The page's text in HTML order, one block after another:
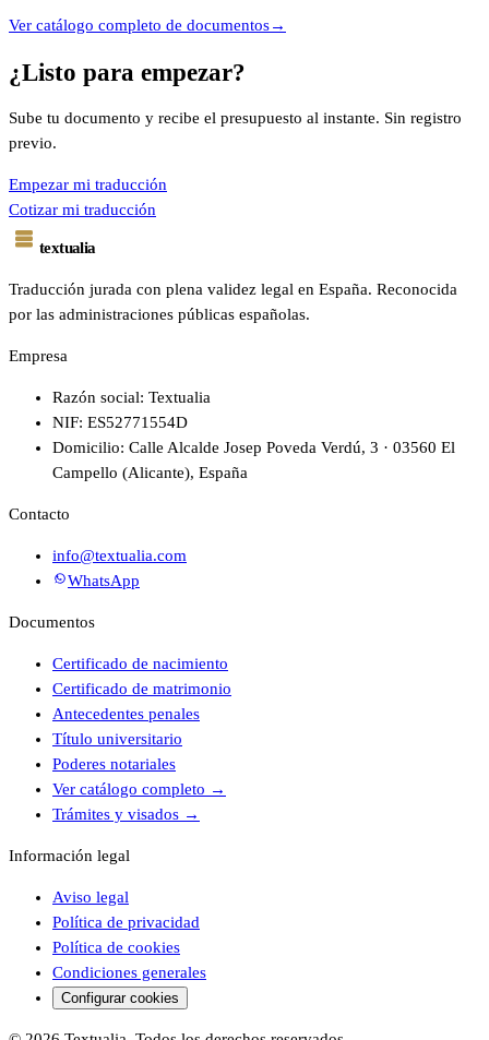
Ver catálogo completo de documentos→
¿Listo para empezar?
Sube tu documento y recibe el presupuesto al instante. Sin registro
previo.
Empezar mi traducción
Cotizar mi traducción
textualia
Traducción jurada con plena validez legal en España. Reconocida
por las administraciones públicas españolas.
Empresa
Razón social: Textualia
NIF: ES52771554D
Domicilio: Calle Alcalde Josep Poveda Verdú, 3 · 03560 El
Campello (Alicante), España
Contacto
info@textualia.com
WhatsApp
Documentos
Certificado de nacimiento
Certificado de matrimonio
Antecedentes penales
Título universitario
Poderes notariales
Ver catálogo completo →
Trámites y visados →
Información legal
Aviso legal
Política de privacidad
Política de cookies
Condiciones generales
Configurar cookies